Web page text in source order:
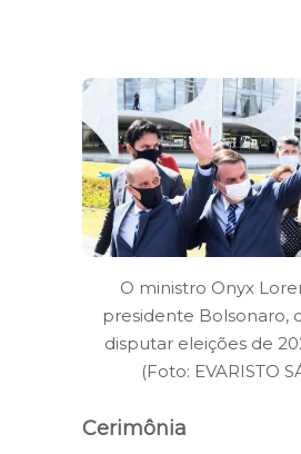
O ministro Onyx
presidente Bolsonaro,
disputar eleições de
(Foto: EVARISTO